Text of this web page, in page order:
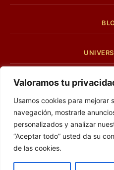
Valoramos tu
Usamos cookies para mejorar
navegación, mostrarle
personalizados y analizar
“Aceptar todo” usted da su
de las cookies.
© 2026 Academia Internacional de